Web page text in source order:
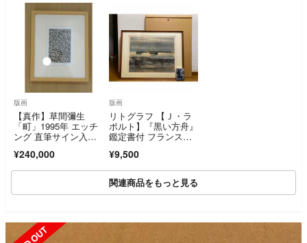
版画
【真作】草間彌生
「町」1995年 エッチ
ング 直筆サイン入
¥240,000
版画
リトグラフ 【Ｊ・ラ
ポルト】『黒い方舟』
鑑定書付 フランス画
¥9,500
関連商品をもっと見る